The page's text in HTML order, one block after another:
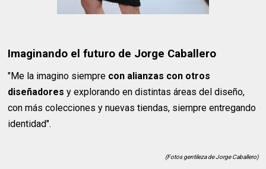
Imaginando el futuro de Jorge Caballero
"Me la imagino siempre con alianzas con otros
diseñadores y explorando en distintas áreas del diseño,
con más colecciones y nuevas tiendas, siempre entregando
identidad".
(Fotos gentileza de Jorge Caballero)